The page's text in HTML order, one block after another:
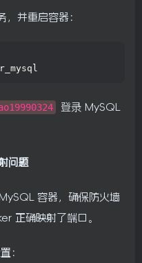
并重启容器：
登录 MySQL
问题
容器，确保防火墙
正确映射了端口。
：